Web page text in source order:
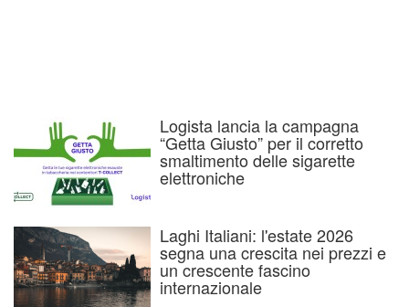
Logista lancia la campagna
“Getta Giusto” per il corretto
smaltimento delle sigarette
elettroniche
Laghi Italiani: l'estate 2026
segna una crescita nei prezzi e
un crescente fascino
internazionale